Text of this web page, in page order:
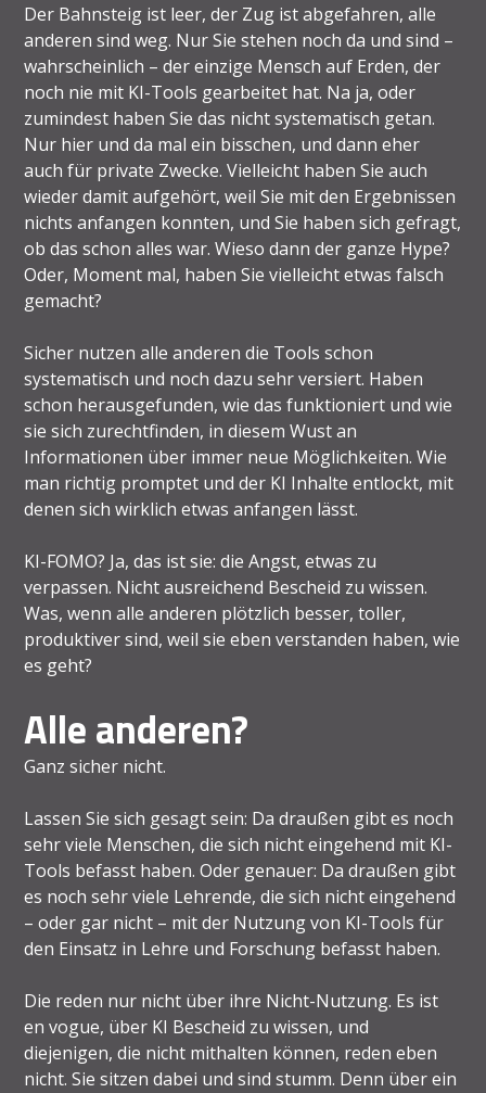
Der Bahnsteig ist leer, der Zug ist abgefahren, alle
anderen sind weg. Nur Sie stehen noch da und sind –
wahrscheinlich – der einzige Mensch auf Erden, der
noch nie mit KI-Tools gearbeitet hat. Na ja, oder
zumindest haben Sie das nicht systematisch getan.
Nur hier und da mal ein bisschen, und dann eher
auch für private Zwecke. Vielleicht haben Sie auch
wieder damit aufgehört, weil Sie mit den Ergebnissen
nichts anfangen konnten, und Sie haben sich gefragt,
ob das schon alles war. Wieso dann der ganze Hype?
Oder, Moment mal, haben Sie vielleicht etwas falsch
gemacht?
Sicher nutzen alle anderen die Tools schon
systematisch und noch dazu sehr versiert. Haben
schon herausgefunden, wie das funktioniert und wie
sie sich zurechtfinden, in diesem Wust an
Informationen über immer neue Möglichkeiten. Wie
man richtig promptet und der KI Inhalte entlockt, mit
denen sich wirklich etwas anfangen lässt.
KI-FOMO? Ja, das ist sie: die Angst, etwas zu
verpassen. Nicht ausreichend Bescheid zu wissen.
Was, wenn alle anderen plötzlich besser, toller,
produktiver sind, weil sie eben verstanden haben, wie
es geht?
Alle anderen?
Ganz sicher nicht.
Lassen Sie sich gesagt sein: Da draußen gibt es noch
sehr viele Menschen, die sich nicht eingehend mit KI-
Tools befasst haben. Oder genauer: Da draußen gibt
es noch sehr viele Lehrende, die sich nicht eingehend
– oder gar nicht – mit der Nutzung von KI-Tools für
den Einsatz in Lehre und Forschung befasst haben.
Die reden nur nicht über ihre Nicht-Nutzung. Es ist
en vogue, über KI Bescheid zu wissen, und
diejenigen, die nicht mithalten können, reden eben
nicht. Sie sitzen dabei und sind stumm. Denn über ein